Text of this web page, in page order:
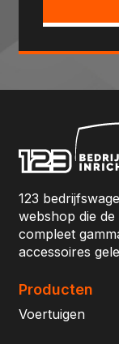
123
webshop die
compleet
accessoires
Producten
Voertuigen